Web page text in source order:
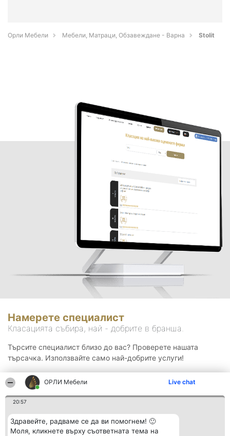
ОРЛИ Мебели Live chat
20:57
Здравейте, радваме се да ви помогнем! 🙂
Моля, кликнете върху съответната тема на
Орли Мебели Мебели, Матраци, Обзавеждане - Варна Stolit
Намерете специалист
Класацията събира, най - добрите в бранша.
Търсите специалист близо до вас? Проверете нашата
търсачка. Използвайте само най-добрите услуги!